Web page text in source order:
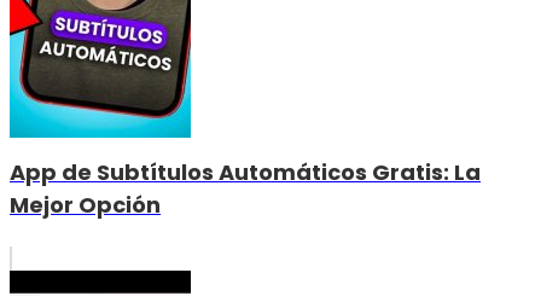
App de Subtítulos Automáticos Gratis: La
Mejor Opción